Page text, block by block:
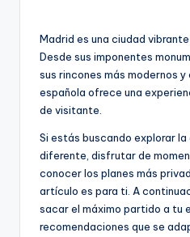
Madrid es una ciudad
Desde sus imponentes
sus rincones más modernos
española ofrece una
de visitante.
Si estás buscando explorar la
diferente, disfrutar de
conocer los planes más
artículo es para ti. A
sacar el máximo partido a tu
recomendaciones que se